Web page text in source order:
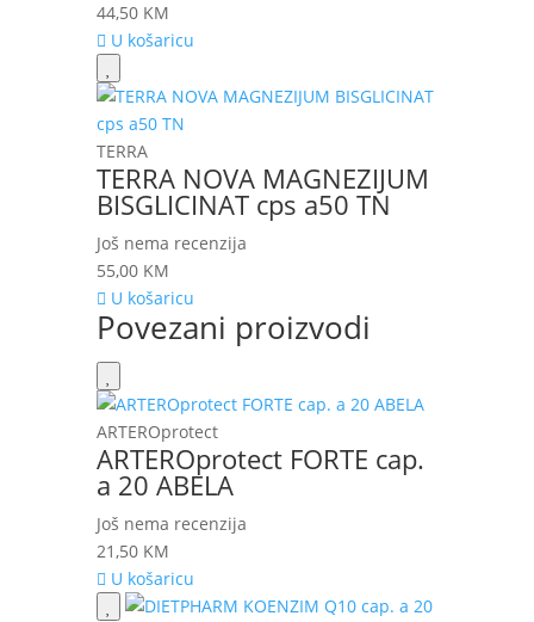
44,50 KM
U košaricu
TERRA
TERRA NOVA MAGNEZIJUM
BISGLICINAT cps a50 TN
Još nema recenzija
55,00 KM
U košaricu
Povezani proizvodi
ARTEROprotect
ARTEROprotect FORTE cap.
a 20 ABELA
Još nema recenzija
21,50 KM
U košaricu